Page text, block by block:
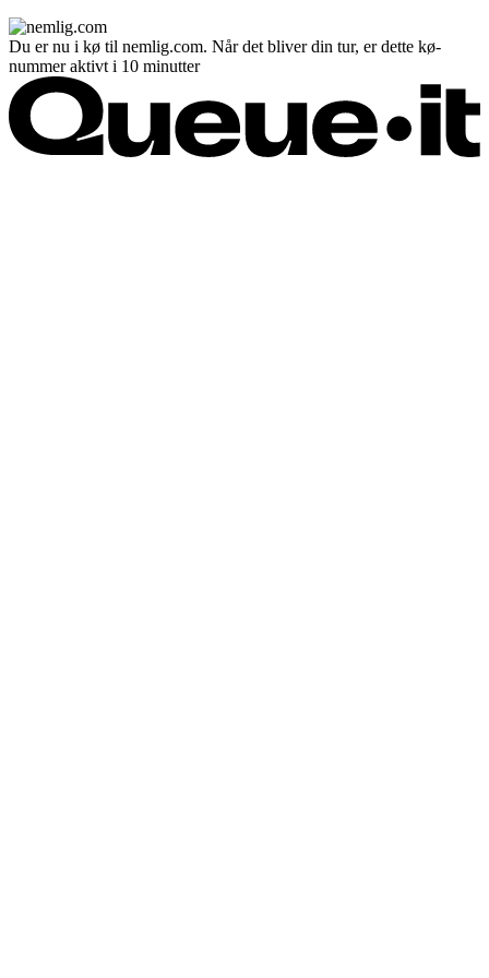
Du er nu i kø til nemlig.com. Når det bliver din tur, er dette kø-
nummer aktivt i 10 minutter